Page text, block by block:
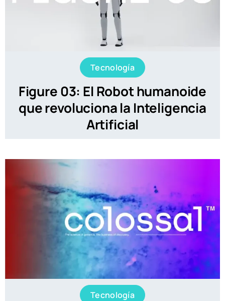
Tecnología
Figure 03: El Robot humanoide
que revoluciona la Inteligencia
Artificial
Tecnología